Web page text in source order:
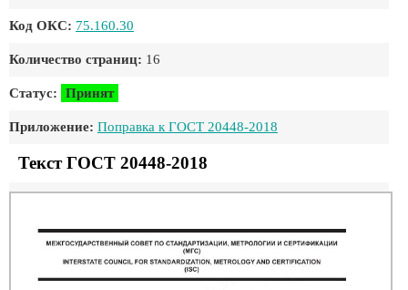
Код ОКС: 75.160.30
Количество страниц: 16
Статус: Принят
Приложение: Поправка к ГОСТ 20448-2018
Текст ГОСТ 20448-2018